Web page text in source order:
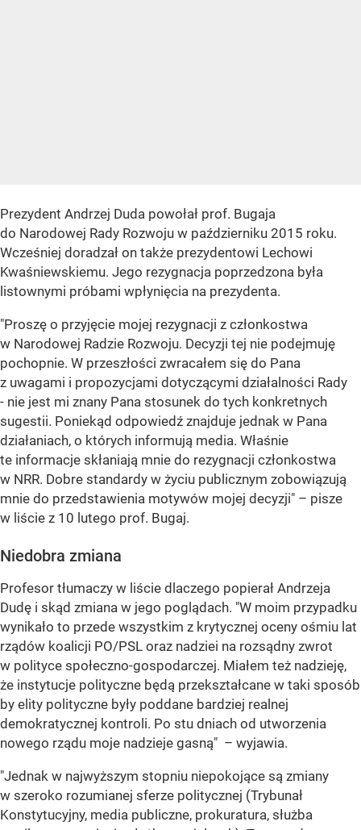
Prezydent Andrzej Duda powołał prof. Bugaja
do Narodowej Rady Rozwoju w październiku 2015 roku.
Wcześniej doradzał on także prezydentowi Lechowi
Kwaśniewskiemu. Jego rezygnacja poprzedzona była
listownymi próbami wpłynięcia na prezydenta.
"Proszę o przyjęcie mojej rezygnacji z członkostwa
w Narodowej Radzie Rozwoju. Decyzji tej nie podejmuję
pochopnie. W przeszłości zwracałem się do Pana
z uwagami i propozycjami dotyczącymi działalności Rady
- nie jest mi znany Pana stosunek do tych konkretnych
sugestii. Poniekąd odpowiedź znajduje jednak w Pana
działaniach, o których informują media. Właśnie
te informacje skłaniają mnie do rezygnacji członkostwa
w NRR. Dobre standardy w życiu publicznym zobowiązują
mnie do przedstawienia motywów mojej decyzji" – pisze
w liście z 10 lutego prof. Bugaj.
Niedobra zmiana
Profesor tłumaczy w liście dlaczego popierał Andrzeja
Dudę i skąd zmiana w jego poglądach. "W moim przypadku
wynikało to przede wszystkim z krytycznej oceny ośmiu lat
rządów koalicji PO/PSL oraz nadziei na rozsądny zwrot
w polityce społeczno-gospodarczej. Miałem też nadzieję,
że instytucje polityczne będą przekształcane w taki sposób
by elity polityczne były poddane bardziej realnej
demokratycznej kontroli. Po stu dniach od utworzenia
nowego rządu moje nadzieje gasną" – wyjawia.
"Jednak w najwyższym stopniu niepokojące są zmiany
w szeroko rozumianej sferze politycznej (Trybunał
Konstytucyjny, media publiczne, prokuratura, służba